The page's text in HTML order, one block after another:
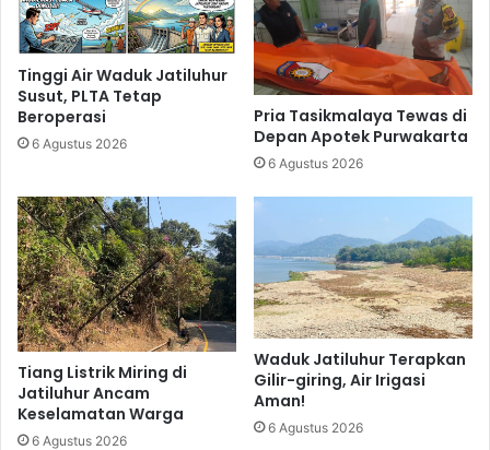
Tinggi Air Waduk Jatiluhur
Susut, PLTA Tetap
Beroperasi
6 Agustus 2026
Pria Tasikmalaya Tewas di
Depan Apotek Purwakarta
6 Agustus 2026
Tiang Listrik Miring di
Jatiluhur Ancam
Keselamatan Warga
6 Agustus 2026
Waduk Jatiluhur Terapkan
Gilir-giring, Air Irigasi
Aman!
6 Agustus 2026